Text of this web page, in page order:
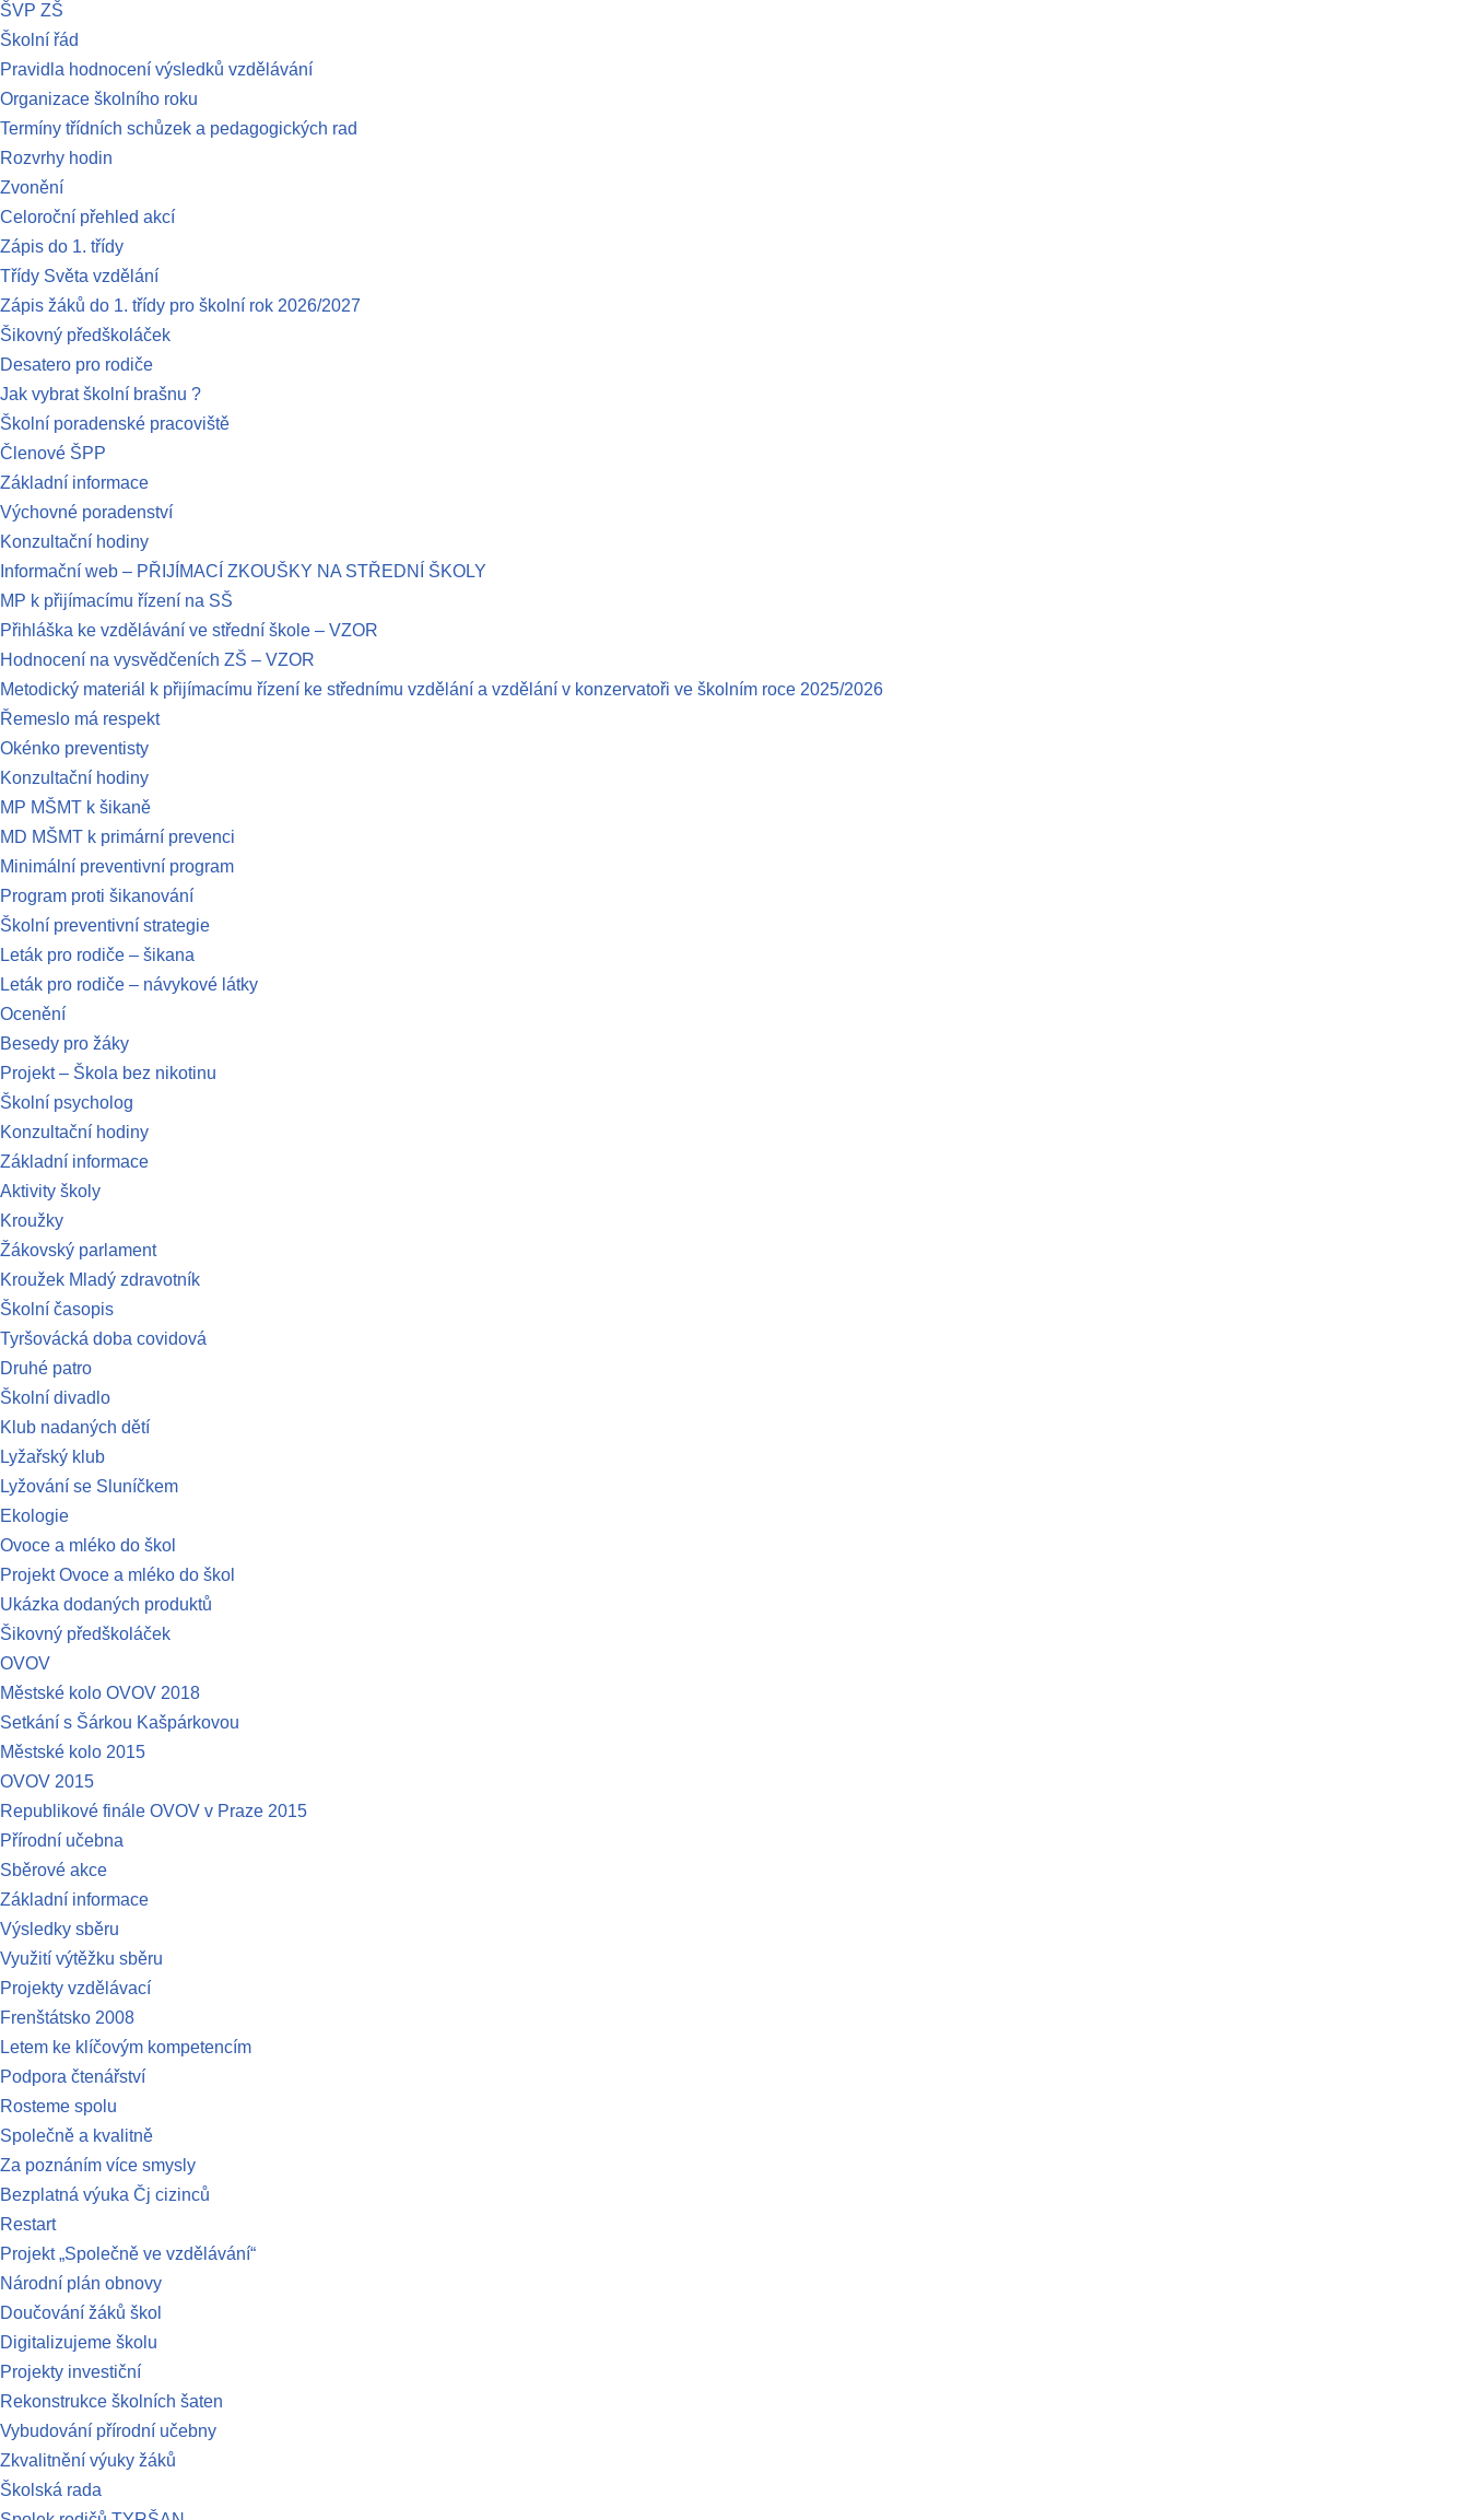
ŠVP ZŠ
Školní řád
Pravidla hodnocení výsledků vzdělávání
Organizace školního roku
Termíny třídních schůzek a pedagogických rad
Rozvrhy hodin
Zvonění
Celoroční přehled akcí
Zápis do 1. třídy
Třídy Světa vzdělání
Zápis žáků do 1. třídy pro školní rok 2026/2027
Šikovný předškoláček
Desatero pro rodiče
Jak vybrat školní brašnu ?
Školní poradenské pracoviště
Členové ŠPP
Základní informace
Výchovné poradenství
Konzultační hodiny
Informační web – PŘIJÍMACÍ ZKOUŠKY NA STŘEDNÍ ŠKOLY
MP k přijímacímu řízení na SŠ
Přihláška ke vzdělávání ve střední škole – VZOR
Hodnocení na vysvědčeních ZŠ – VZOR
Metodický materiál k přijímacímu řízení ke střednímu vzdělání a vzdělání v konzervatoři ve školním roce 2025/2026
Řemeslo má respekt
Okénko preventisty
Konzultační hodiny
MP MŠMT k šikaně
MD MŠMT k primární prevenci
Minimální preventivní program
Program proti šikanování
Školní preventivní strategie
Leták pro rodiče – šikana
Leták pro rodiče – návykové látky
Ocenění
Besedy pro žáky
Projekt – Škola bez nikotinu
Školní psycholog
Konzultační hodiny
Základní informace
Aktivity školy
Kroužky
Žákovský parlament
Kroužek Mladý zdravotník
Školní časopis
Tyršovácká doba covidová
Druhé patro
Školní divadlo
Klub nadaných dětí
Lyžařský klub
Lyžování se Sluníčkem
Ekologie
Ovoce a mléko do škol
Projekt Ovoce a mléko do škol
Ukázka dodaných produktů
Šikovný předškoláček
OVOV
Městské kolo OVOV 2018
Setkání s Šárkou Kašpárkovou
Městské kolo 2015
OVOV 2015
Republikové finále OVOV v Praze 2015
Přírodní učebna
Sběrové akce
Základní informace
Výsledky sběru
Využití výtěžku sběru
Projekty vzdělávací
Frenštátsko 2008
Letem ke klíčovým kompetencím
Podpora čtenářství
Rosteme spolu
Společně a kvalitně
Za poznáním více smysly
Bezplatná výuka Čj cizinců
Restart
Projekt „Společně ve vzdělávání“
Národní plán obnovy
Doučování žáků škol
Digitalizujeme školu
Projekty investiční
Rekonstrukce školních šaten
Vybudování přírodní učebny
Zkvalitnění výuky žáků
Školská rada